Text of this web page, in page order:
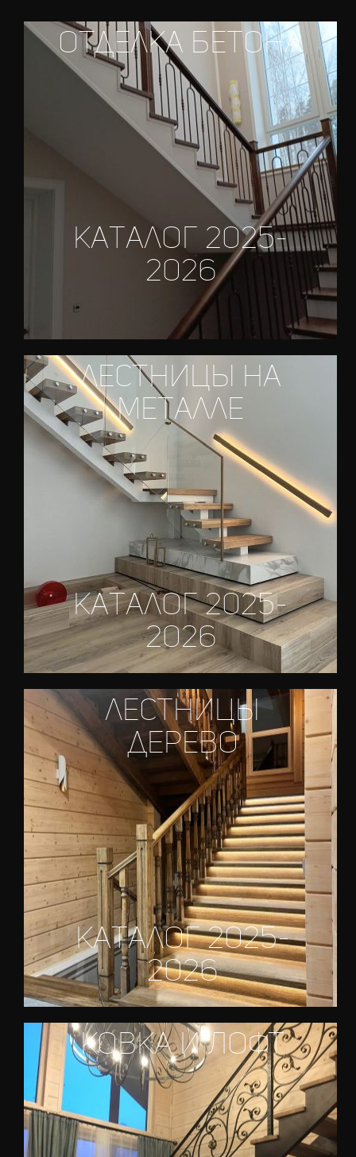
отделка бетона
каталог 2025-
2026
лестницы на
металле
каталог 2025-
2026
лестницы
дерево
каталог 2025-
2026
Ковка и ЛОФТ